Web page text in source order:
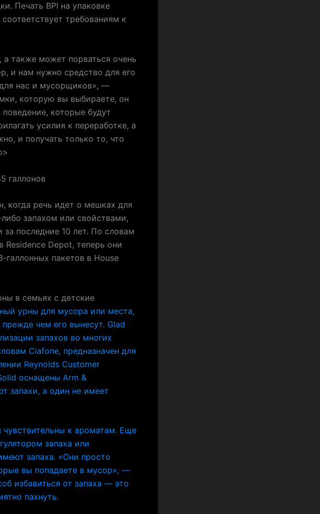
Печать BPI на упаковке
требованиям к
также может порваться очень
и нам нужно средство для его
нас и мусорщиков», —
которую вы выбираете, он
которые будут
усилия к переработке, а
и получать только то, что
галлонов
когда речь идет о мешках для
запахом или свойствами,
последние 10 лет. По словам
Depot, теперь они
галлонных пакетов в House
в семьях с детские
урны для мусора или места,
чем его вынесут. Glad
запахов во многих
Ciafone, предназначен для
Reynolds Customer
оснащены Arm &
запахи, а один не имеет
к ароматам. Еще
запаха или
запаха. «Они просто
вы попадаете в мусор», —
избавиться от запаха — это
пахнуть.